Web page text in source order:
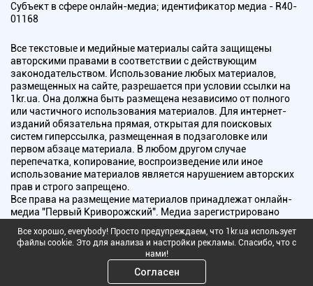
Субъект в сфере онлайн-медиа; идентификатор медиа - R40-
01168
Все текстовые и медийные материалы сайта защищены
авторскими правами в соответствии с действующим
законодательством. Использование любых материалов,
размещенных на сайте, разрешается при условии ссылки на
1kr.ua. Она должна быть размещена независимо от полного
или частичного использования материалов. Для интернет-
изданий обязательна прямая, открытая для поисковых
систем гиперссылка, размещенная в подзаголовке или
первом абзаце материала. В любом другом случае
перепечатка, копирование, воспроизведение или иное
использование материалов является нарушением авторских
прав и строго запрещено.
Все права на размещение материалов принадлежат онлайн-
медиа "Первый Криворожский". Медиа зарегистрировано
радиовещания.
Copyright © 2010 - 2026 Все права защищены
Все хорошо, everybody! Просто предупреждаем, что 1kr.ua использует
файлы cookie. Это для анализа и настройки рекламы. Спасибо, что с
нами!
Согласен